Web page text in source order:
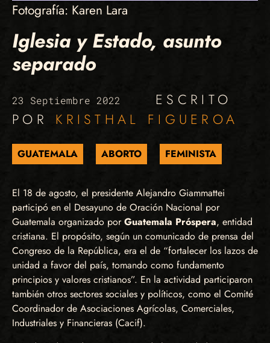
Fotografía: Karen Lara
Iglesia y Estado, asunto
separado
23 Septiembre 2022
ESCRITO
POR KRISTHAL FIGUEROA
GUATEMALA ABORTO FEMINISTA
El 18 de agosto, el presidente Alejandro Giammattei
participó en el Desayuno de Oración Nacional por
Guatemala organizado porGuatemala Próspera, entidad
cristiana. El propósito, según un comunicado de prensa del
Congreso de la República, era el de “fortalecer los lazos de
unidad a favor del país, tomando como fundamento
principios y valores cristianos”. En la actividad participaron
también otros sectores sociales y políticos, como el Comité
Coordinador de Asociaciones Agrícolas, Comerciales,
Industriales y Financieras (Cacif).